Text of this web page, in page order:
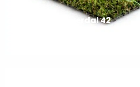
Kunstgras Nijverdal 42